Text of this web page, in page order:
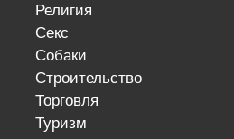
религия
секс
собаки
строительство
торговля
туризм